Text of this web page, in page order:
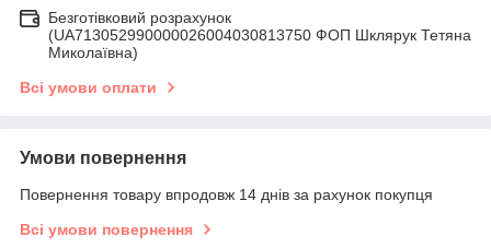
Безготівковий розрахунок
(UA713052990000026004030813750 ФОП Шклярук Тетяна
Миколаївна)
Всі умови оплати
Умови повернення
Повернення товару впродовж 14 днів за рахунок покупця
Всі умови повернення